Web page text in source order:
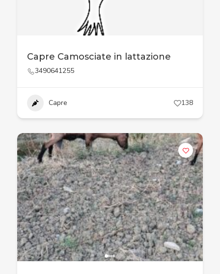
Capre Camosciate in lattazione
3490641255
Capre 138